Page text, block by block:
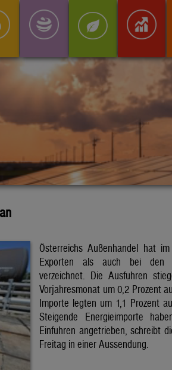
Österreichs Außenhandel hat
Exporten als auch bei den
verzeichnet. Die Ausfuhren
Vorjahresmonat um 0,2 Prozent
Importe legten um 1,1 Prozent
Steigende Energieimporte
Einfuhren angetrieben, schreibt
Freitag in einer Aussendung.